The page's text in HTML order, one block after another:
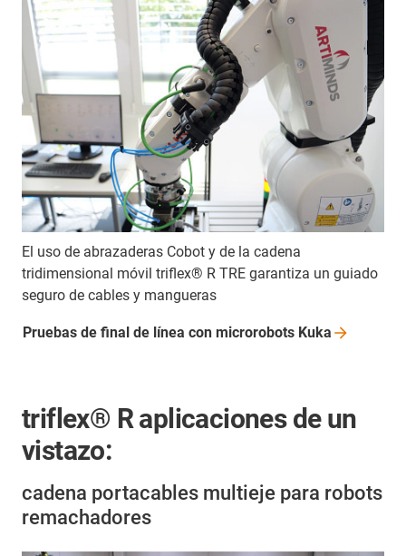
El uso de abrazaderas Cobot y de la cadena
tridimensional móvil triflex® R TRE garantiza un guiado
seguro de cables y mangueras
Pruebas de final de línea con microrobots Kuka
triflex® R aplicaciones de un
vistazo:
cadena portacables multieje para robots
remachadores